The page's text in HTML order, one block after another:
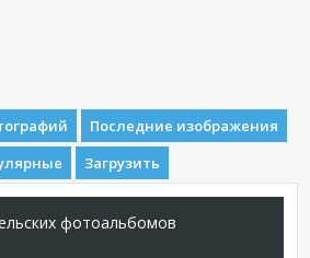
Последние изображения
Загрузить
фотоальбомов